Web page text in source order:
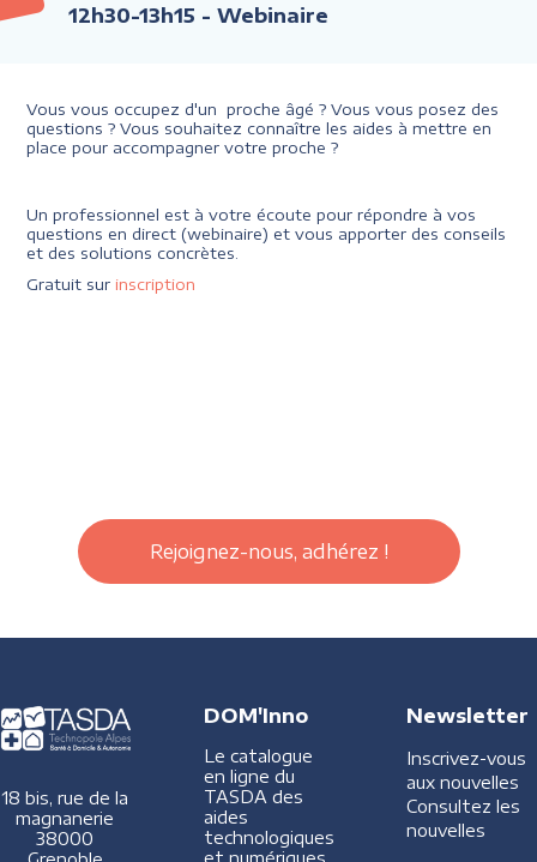
12h30-13h15 - Webinaire
Vous vous occupez d'un proche âgé ? Vous vous posez des
questions ? Vous souhaitez connaître les aides à mettre en
place pour accompagner votre proche ?
Un professionnel est à votre écoute pour répondre à vos
questions en direct (webinaire) et vous apporter des conseils
et des solutions concrètes.
Gratuit sur inscription
Rejoignez-nous, adhérez !
18 bis, rue de la
magnanerie
38000
DOM'Inno
Le catalogue
en ligne du
TASDA des
aides
technologiques
Newsletter
Inscrivez-vous
aux nouvelles
Consultez les
nouvelles